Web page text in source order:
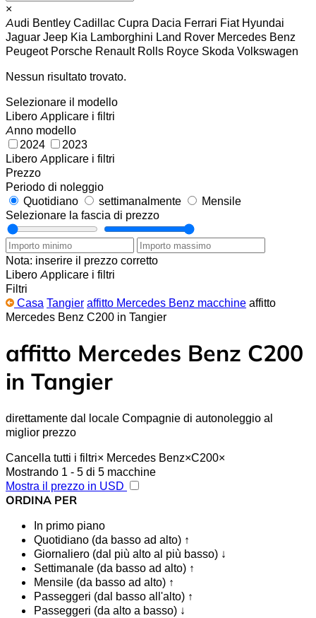
×
Audi Bentley Cadillac Cupra Dacia Ferrari Fiat Hyundai
Jaguar Jeep Kia Lamborghini Land Rover Mercedes Benz
Peugeot Porsche Renault Rolls Royce Skoda Volkswagen
Nessun risultato trovato.
Selezionare il modello
Libero Applicare i filtri
Anno modello
2024
2023
Libero Applicare i filtri
Prezzo
Periodo di noleggio
Quotidiano
settimanalmente
Mensile
Selezionare la fascia di prezzo
Nota: inserire il prezzo corretto
Libero Applicare i filtri
Filtri
Casa Tangier affitto Mercedes Benz macchine affitto
Mercedes Benz C200 in Tangier
affitto Mercedes Benz C200
in Tangier
direttamente dal locale Compagnie di autonoleggio al
miglior prezzo
Cancella tutti i filtri× Mercedes Benz×C200×
Mostrando 1 - 5 di 5 macchine
Mostra il prezzo in USD
ORDINA PER
In primo piano
Quotidiano (da basso ad alto) ↑
Giornaliero (dal più alto al più basso) ↓
Settimanale (da basso ad alto) ↑
Mensile (da basso ad alto) ↑
Passeggeri (dal basso all'alto) ↑
Passeggeri (da alto a basso) ↓